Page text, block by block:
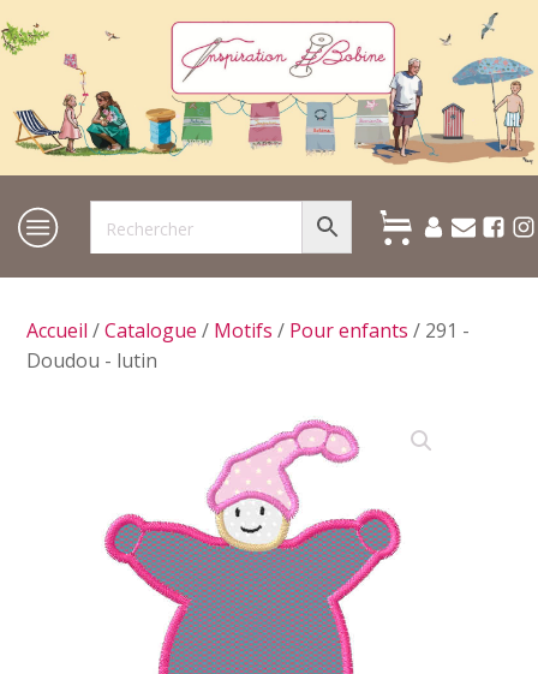
Accueil /Catalogue / Motifs / Pour enfants / 291 -
Doudou - lutin